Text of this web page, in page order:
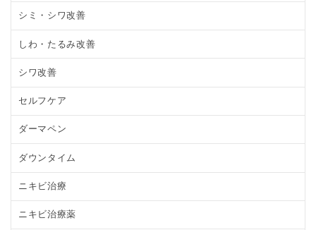
シミ・シワ改善
しわ・たるみ改善
シワ改善
セルフケア
ダーマペン
ダウンタイム
ニキビ治療
ニキビ治療薬